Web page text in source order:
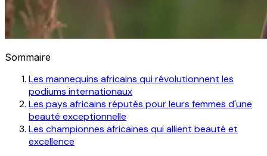
Sommaire
Les mannequins africains qui révolutionnent les
podiums internationaux
Les pays africains réputés pour leurs femmes d'une
beauté exceptionnelle
Les championnes africaines qui allient beauté et
excellence